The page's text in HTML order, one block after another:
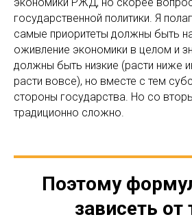
государственной политики. Я
самые приоритеты должны быть
оживление экономики в целом и
должны быть низкие (расти ниже
расти вовсе), но вместе с тем
стороны государства. Но со
традиционно сложно.
Поэтому
зависеть от